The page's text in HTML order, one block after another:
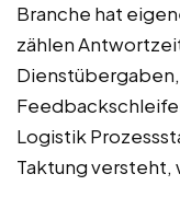
Branche hat
zählen
Logistik
Taktung versteht,